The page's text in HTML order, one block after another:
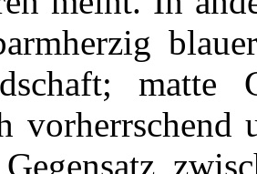
matte
vorherrschend